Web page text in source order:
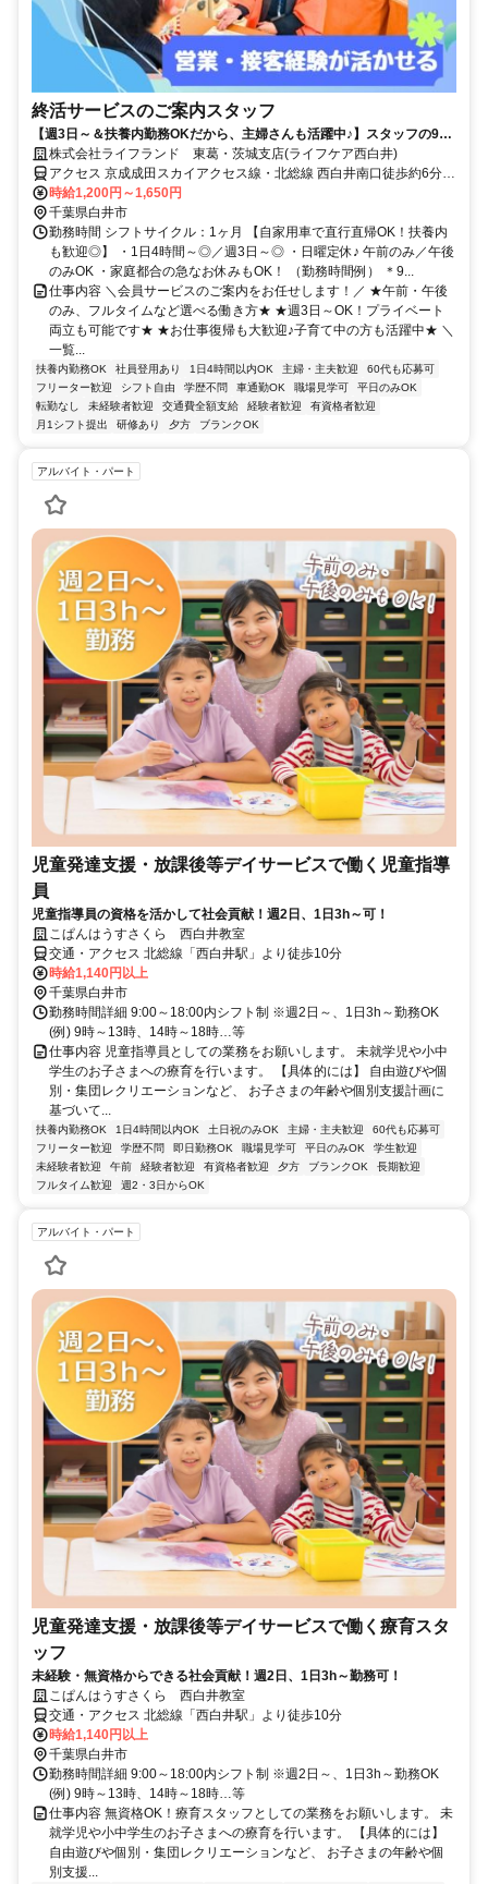
終活サービスのご案内スタッフ
【週3日～＆扶養内勤務OKだから、主婦さんも活躍中♪】スタッフの9割
が女性/子育てが落ち着いた方・社会復帰の方も大歓迎です◎/柔軟なシフ
ト体制・しっかりとしたサポート体制充実で働きやすさもバツグン/フル
タイム希望も大歓迎/マイカーでの直行直帰OK/営業・テレアポ・販売経
験者は即戦力/正社員登用実績もあり◎
株式会社ライフランド 東葛・茨城支店(ライフケア西白井)
アクセス 京成成田スカイアクセス線・北総線 西白井南口徒歩約6分、
京成成田スカイアクセス線・北総線 白井南口徒歩約20分
時給1,200円～1,650円
千葉県白井市
勤務時間 シフトサイクル：1ヶ月 【自家用車で直行直帰OK！扶養内
も歓迎◎】 ・1日4時間～◎／週3日～◎ ・日曜定休♪ 午前のみ／午後
のみOK ・家庭都合の急なお休みもOK！ （勤務時間例） ＊9...
仕事内容 ＼会員サービスのご案内をお任せします！／ ★午前・午後
のみ、フルタイムなど選べる働き方★ ★週3日～OK！プライベート
両立も可能です★ ★お仕事復帰も大歓迎♪子育て中の方も活躍中★ ＼
一覧...
扶養内勤務OK 社員登用あり 1日4時間以内OK 主婦・主夫歓迎
60代も応募可
フリーター歓迎
シフト自由 学歴不問 車通勤OK 職場見学可
平日のみOK
転勤なし
未経験者歓迎 交通費全額支給 経験者歓迎
有資格者歓迎
月1シフト提出
研修あり 夕方 ブランクOK
アルバイト・パート
児童発達支援・放課後等デイサービスで働く児童指導
員
児童指導員の資格を活かして社会貢献！週2日、1日3h～可！
こぱんはうすさくら 西白井教室
交通・アクセス 北総線「西白井駅」より徒歩10分
時給1,140円以上
千葉県白井市
勤務時間詳細 9:00～18:00内シフト制 ※週2日～、1日3h～勤務OK
(例) 9時～13時、14時～18時…等
仕事内容 児童指導員としての業務をお願いします。 未就学児や小中
学生のお子さまへの療育を行います。 【具体的には】 自由遊びや個
別・集団レクリエーションなど、 お子さまの年齢や個別支援計画に
基づいて...
扶養内勤務OK 1日4時間以内OK 土日祝のみOK 主婦・主夫歓迎
60代も応募可
フリーター歓迎
学歴不問 即日勤務OK 職場見学可 平日のみOK
学生歓迎
未経験者歓迎
午前 経験者歓迎 有資格者歓迎 夕方 ブランクOK
長期歓迎
フルタイム歓迎
週2・3日からOK
アルバイト・パート
児童発達支援・放課後等デイサービスで働く療育スタ
ッフ
未経験・無資格からできる社会貢献！週2日、1日3h～勤務可！
こぱんはうすさくら 西白井教室
交通・アクセス 北総線「西白井駅」より徒歩10分
時給1,140円以上
千葉県白井市
勤務時間詳細 9:00～18:00内シフト制 ※週2日～、1日3h～勤務OK
(例) 9時～13時、14時～18時…等
仕事内容 無資格OK！療育スタッフとしての業務をお願いします。 未
就学児や小中学生のお子さまへの療育を行います。 【具体的には】
自由遊びや個別・集団レクリエーションなど、 お子さまの年齢や個
別支援...